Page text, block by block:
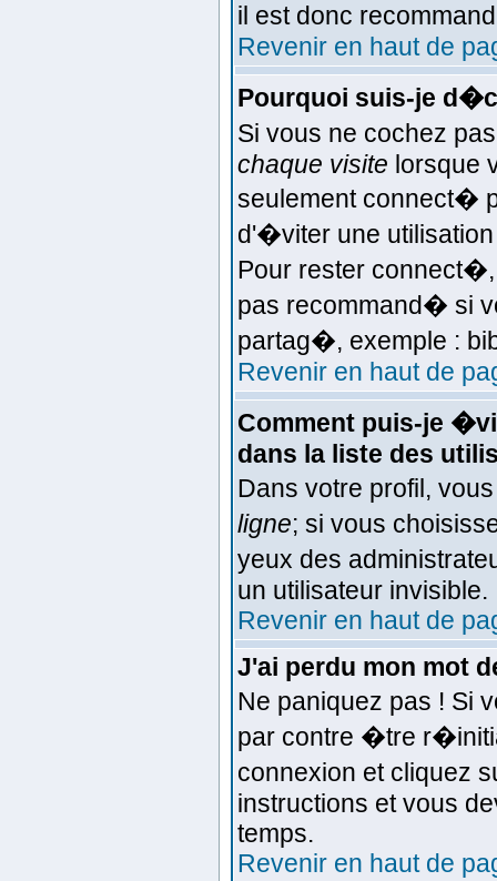
il est donc
Revenir en haut de
Pourquoi suis-je
Si vous ne cochez
chaque visite lorsque
seulement connect�
d'�viter une
Pour rester
pas recommand� si
partag�, exemple :
Revenir en haut de
Comment puis-je
dans la liste des
Dans votre profil,
ligne; si vous
yeux des
un utilisateur invisible.
Revenir en haut de
J'ai perdu mon mot
Ne paniquez pas ! Si
par contre �tre
connexion et cliquez
instructions et vous
temps.
Revenir en haut de